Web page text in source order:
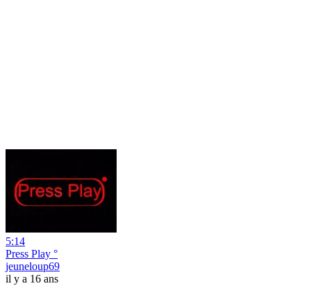
5:14
Press Play °
jeuneloup69
il y a 16 ans